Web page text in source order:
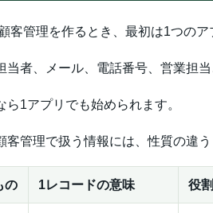
客管理を作るとき、最初は1つのア
当者、メール、電話番号、営業担当
ら1アプリでも始められます。
客管理で扱う情報には、性質の違う
の 1レコードの意味 役割